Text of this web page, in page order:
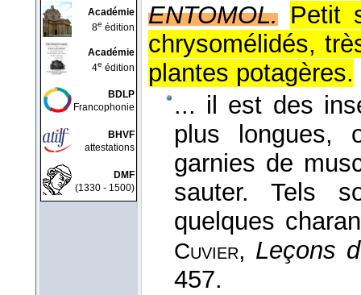
Académie
8e édition
Académie
4e édition
BDLP
Francophonie
BHVF
attestations
DMF
(1330 - 1500)
ENTOMOL. Petit
chrysomélidés,
plantes potagères.
... il est des
plus longues,
garnies de
sauter. Tels
quelques
Cuvier, Leçons
457.